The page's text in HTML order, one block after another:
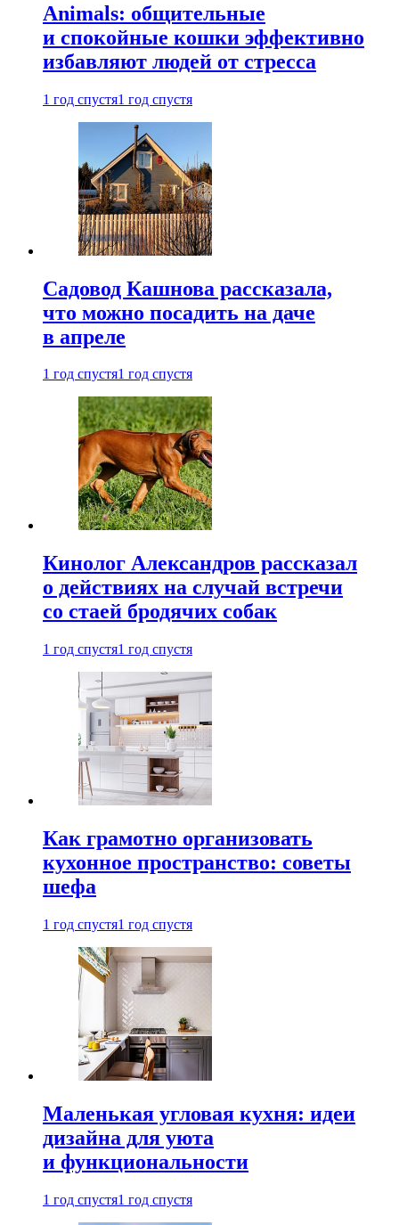
Animals: общительные
и спокойные кошки эффективно
избавляют людей от стресса
1 год спустя1 год спустя
Садовод Кашнова рассказала,
что можно посадить на даче
в апреле
1 год спустя1 год спустя
Кинолог Александров рассказал
о действиях на случай встречи
со стаей бродячих собак
1 год спустя1 год спустя
Как грамотно организовать
кухонное пространство: советы
шефа
1 год спустя1 год спустя
Маленькая угловая кухня: идеи
дизайна для уюта
и функциональности
1 год спустя1 год спустя